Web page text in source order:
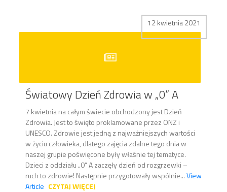
12 kwietnia 2021
Światowy Dzień Zdrowia w „0” A
7 kwietnia na całym świecie obchodzony jest Dzień
Zdrowia. Jest to święto proklamowane przez ONZ i
UNESCO. Zdrowie jest jedną z najważniejszych wartości
w życiu człowieka, dlatego zajęcia zdalne tego dnia w
naszej grupie poświęcone były właśnie tej tematyce.
Dzieci z oddziału „0” A zaczęły dzień od rozgrzewki –
ruch to zdrowie! Następnie przygotowały wspólnie...View
Article CZYTAJ WIĘCEJ